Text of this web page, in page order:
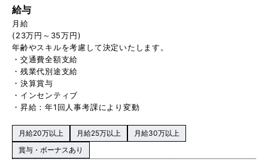
給与
月給
(23万円～35万円)
年齢やスキルを考慮して決定いたします。
・交通費全額支給
・残業代別途支給
・決算賞与
・インセンティブ
・昇給：年1回人事考課により変動
月給20万以上 月給25万以上
月給30万以上
賞与・ボーナスあり